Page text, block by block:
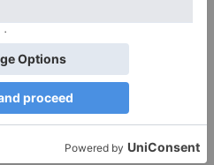
und Umgang mit
mit starkem